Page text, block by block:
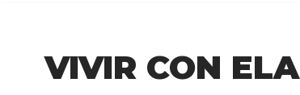
VIVIR CON ELA